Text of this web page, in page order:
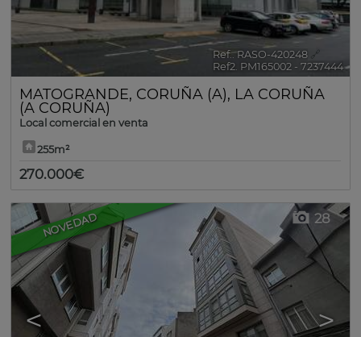
Ref.. RASO-420248 🔗
Ref2. PM165002 - 7237444
MATOGRANDE, CORUÑA (A), LA CORUÑA
(A CORUÑA)
Local comercial en venta
255m²
270.000€
NOVEDAD
< >
28